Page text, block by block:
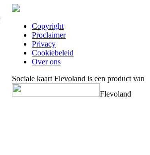
Copyright
Proclaimer
Privacy
Cookiebeleid
Over ons
Sociale kaart Flevoland is een product van
Flevoland